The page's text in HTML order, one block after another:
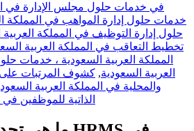
في خدمات حلول مجلس الإدارة في
خدمات حلول إدارة المواهب في المملكة
حلول إدارة التوظيف في المملكة العربية
تخطيط التعاقب في المملكة العربية
المملكة العربية السعودية ، خدمات
العربية السعودية, كشوف المرتبات على
والمحلية في المملكة العربية
الذاتية للموظفين